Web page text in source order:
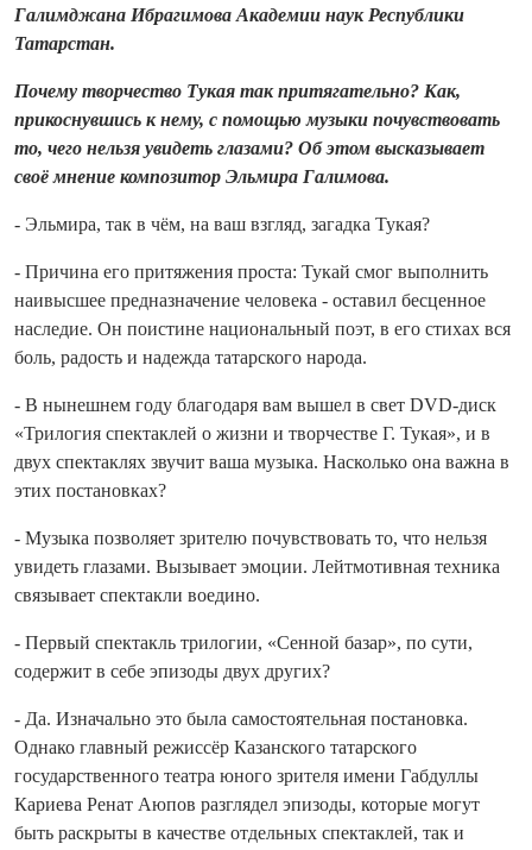
Галимджана Ибрагимова Академии наук Республики
Татарстан.
Почему творчество Тукая так притягательно? Как,
прикоснувшись к нему, с помощью музыки почувствовать
то, чего нельзя увидеть глазами? Об этом высказывает
своё мнение композитор Эльмира Галимова.
- Эльмира, так в чём, на ваш взгляд, загадка Тукая?
- Причина его притяжения проста: Тукай смог выполнить
наивысшее предназначение человека - оставил бесценное
наследие. Он поистине национальный поэт, в его стихах вся
боль, радость и надежда татарского народа.
- В нынешнем году благодаря вам вышел в свет DVD-диск
«Трилогия спектаклей о жизни и творчестве Г. Тукая», и в
двух спектаклях звучит ваша музыка. Насколько она важна в
этих постановках?
- Музыка позволяет зрителю почувствовать то, что нельзя
увидеть глазами. Вызывает эмоции. Лейтмотивная техника
связывает спектакли воедино.
- Первый спектакль трилогии, «Сенной базар», по сути,
содержит в себе эпизоды двух других?
- Да. Изначально это была самостоятельная постановка.
Однако главный режиссёр Казанского татарского
государственного театра юного зрителя имени Габдуллы
Кариева Ренат Аюпов разглядел эпизоды, которые могут
быть раскрыты в качестве отдельных спектаклей, так и